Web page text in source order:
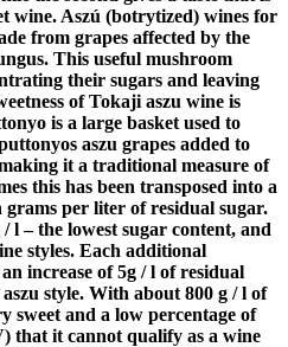
wine. Aszú (botrytized) wines for
from grapes affected by the
This useful mushroom
their sugars and leaving
of Tokaji aszu wine is
is a large basket used to
aszu grapes added to
it a traditional measure of
this has been transposed into a
grams per liter of residual sugar.
l – the lowest sugar content, and
styles. Each additional
increase of 5g / l of residual
aszu style. With about 800 g / l of
sweet and a low percentage of
that it cannot qualify as a wine